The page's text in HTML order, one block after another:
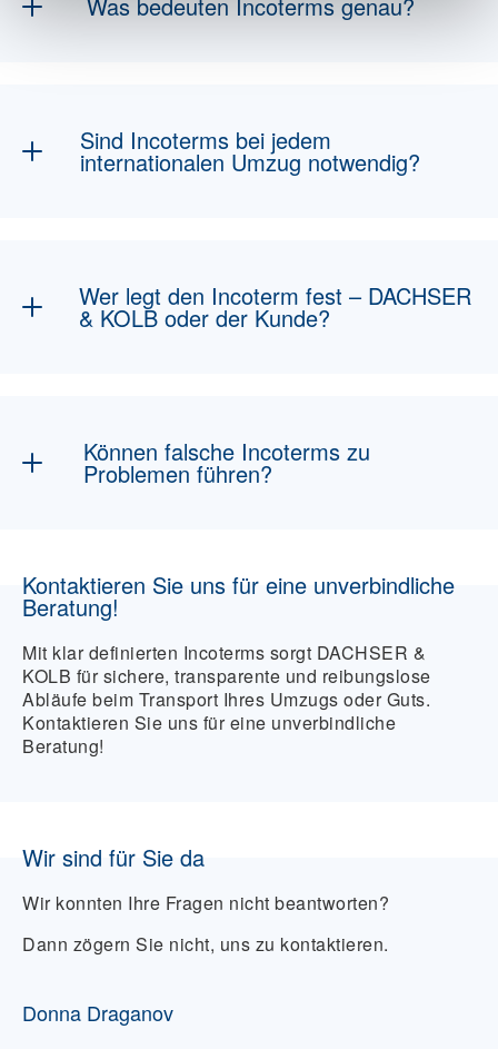
trägt.
Sind Incoterms bei jedem
internationalen Umzug notwendig?
Wer legt den Incoterm fest – DACHSER
& KOLB oder der Kunde?
Können falsche Incoterms zu
Problemen führen?
fundierte Beratung wichtig.
Kontaktieren Sie uns für eine unverbindliche
Beratung!
Mit klar definierten Incoterms sorgt DACHSER &
KOLB für sichere, transparente und reibungslose
Abläufe beim Transport Ihres Umzugs oder Guts.
Kontaktieren Sie uns für eine unverbindliche
Beratung!
Wir sind für Sie da
Wir konnten Ihre Fragen nicht beantworten?
Dann zögern Sie nicht, uns zu kontaktieren.
Donna Draganov